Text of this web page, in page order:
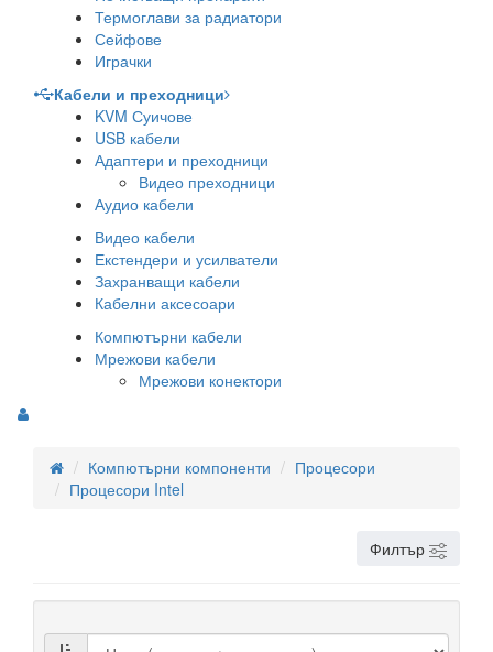
Термоглави за радиатори
Сейфове
Играчки
Кабели и преходници
KVM Суичове
USB кабели
Адаптери и преходници
Видео преходници
Аудио кабели
Видео кабели
Екстендери и усилватели
Захранващи кабели
Кабелни аксесоари
Компютърни кабели
Мрежови кабели
Мрежови конектори
Компютърни компоненти
Процесори
Процесори Intel
Филтър